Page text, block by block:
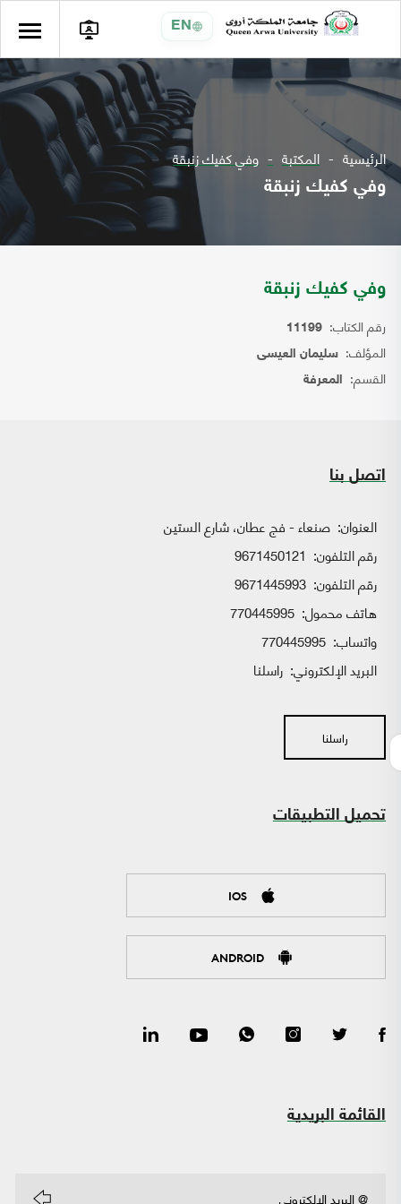
EN
الرئيسية المكتبة وفي كفيك زنبقة
وفي كفيك زنبقة
وفي كفيك زنبقة
رقم الكتاب: 11199
المؤلف: سليمان العيسى
القسم: المعرفة
اتصل بنا
العنوان: صنعاء - فج عطان، شارع الستين
رقم التلفون: 9671450121
رقم التلفون: 9671445993
هاتف محمول: 770445995
واتساب:
البريد الإلكتروني: راسلنا
راسلنا
تحميل التطبيقات
IOS
ANDROID
القائمة البريدية